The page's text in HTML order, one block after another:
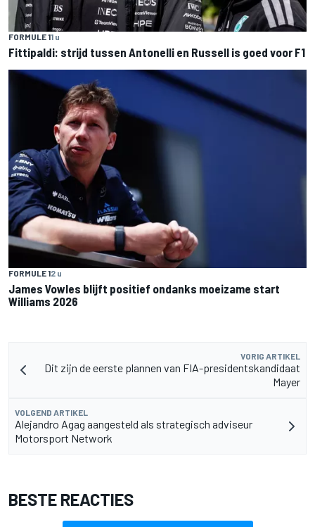
FORMULE 11 u
Fittipaldi: strijd tussen Antonelli en Russell is goed voor F1
FORMULE 12 u
James Vowles blijft positief ondanks moeizame start
Williams 2026
VORIG ARTIKEL
Dit zijn de eerste plannen van FIA-presidentskandidaat
Mayer
VOLGEND ARTIKEL
Alejandro Agag aangesteld als strategisch adviseur
Motorsport Network
BESTE REACTIES